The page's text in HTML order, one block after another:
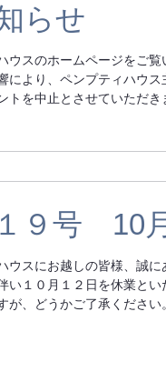
らせ
ウスのホームページをご
により、ペンプティハウス
トを中止とさせていただき
９号 10
ウスにお越しの皆様、誠
い１０月１２日を休業と
が、どうかご了承ください